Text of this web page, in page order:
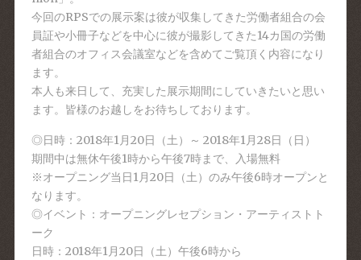
今回のRPSでの展示案は彼が収集してきた労働者組合の会
員証や小冊子などを中心に彼が撮影してきた14カ国の労働
者組合のオフィス会議室などを含めてご覧頂く内容になり
ます。
本人も来日して、充実した展示期間にしていきたいと思い
ます。皆様のお越しをお待ちしております。
◎日時：2018年1月20日（土）～ 2018年1月28日（日）
期間中は無休午後1時から午後7時まで、入場無料
※オープニング当日1月20日（土）のみ午後6時オープンと
なります。
◎イベント：オープニングレセプション・アーティストト
ーク
日時：2018年1月20日（土）午後6時から